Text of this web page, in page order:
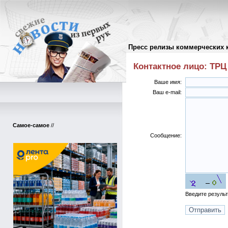
Пресс релизы коммерческих
Самое-самое //
Письмо автору пресс-релиза//
Контактное лицо:
Ваше имя:
Ваш e-mail:
Сообщение:
Введите